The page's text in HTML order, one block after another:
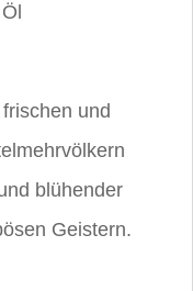
und
blühender
Geistern.